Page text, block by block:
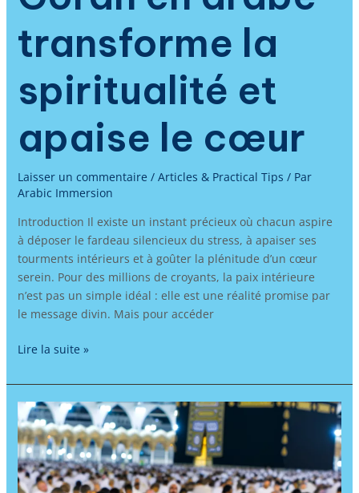
transforme la
spiritualité et
apaise le cœur
Laisser un commentaire / Articles & Practical Tips / Par
Arabic Immersion
Introduction Il existe un instant précieux où chacun aspire
à déposer le fardeau silencieux du stress, à apaiser ses
tourments intérieurs et à goûter la plénitude d’un cœur
serein. Pour des millions de croyants, la paix intérieure
n’est pas un simple idéal : elle est une réalité promise par
le message divin. Mais pour accéder
Lire la suite »
Apprendre
l’arabe
à
travers
le